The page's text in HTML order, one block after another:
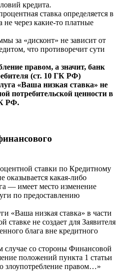
кредита.
ставка определяется в
не через какие-то платные
за «дисконт» не зависит от
что противоречит сути
правом, а значит, банк
(ст. 10 ГК РФ)
«Ваша низкая ставка» не
потребительской ценности в
РФ.
ставки по Кредитному
оказывается какая-либо
— имеет место изменение
по предоставлению
«Ваша низкая ставка» в части
ставке не создает для Заявителя
блага вне кредитного
случае со стороны Финансовой
положений пункта 1 статьи
злоупотребление правом…»